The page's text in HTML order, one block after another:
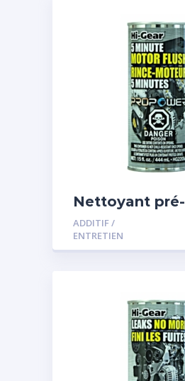
Nettoyant pré-
vidange
ADDITIF /
ENTRETIEN